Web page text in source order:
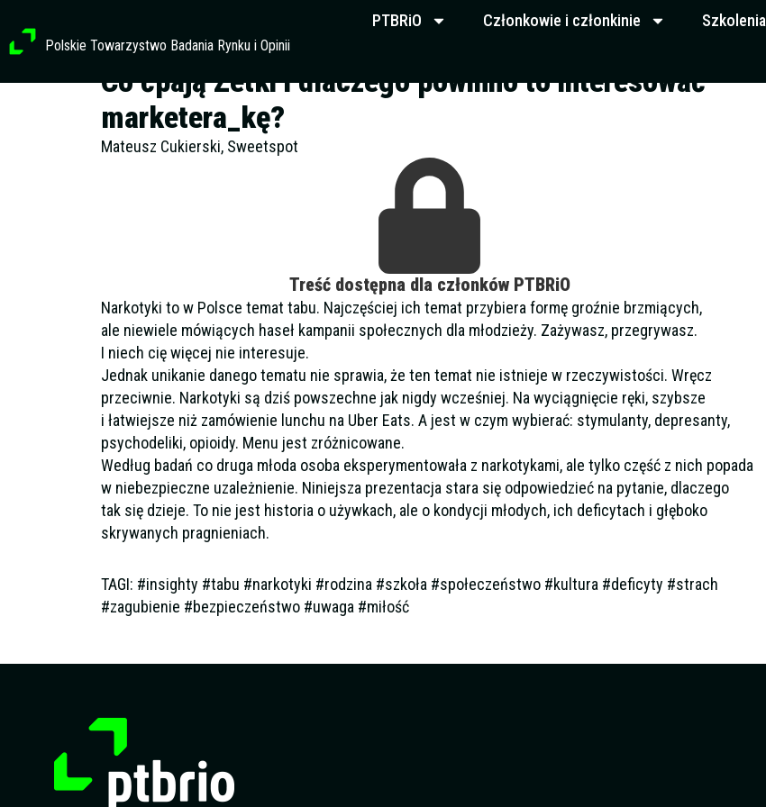
treści
Polskie Towarzystwo Badania Rynku i Opinii
PTBRiO Członkowie i członkinie Szkolenia
Co ćpają Zetki i dlaczego powinno to interesować
marketera_kę?
Mateusz Cukierski, Sweetspot
Treść dostępna dla członków PTBRiO
Narkotyki to w Polsce temat tabu. Najczęściej ich temat przybiera formę groźnie brzmiących,
ale niewiele mówiących haseł kampanii społecznych dla młodzieży. Zażywasz, przegrywasz.
I niech cię więcej nie interesuje.
Jednak unikanie danego tematu nie sprawia, że ten temat nie istnieje w rzeczywistości. Wręcz
przeciwnie. Narkotyki są dziś powszechne jak nigdy wcześniej. Na wyciągnięcie ręki, szybsze
i łatwiejsze niż zamówienie lunchu na Uber Eats. A jest w czym wybierać: stymulanty, depresanty,
psychodeliki, opioidy. Menu jest zróżnicowane.
Według badań co druga młoda osoba eksperymentowała z narkotykami, ale tylko część z nich popada
w niebezpieczne uzależnienie. Niniejsza prezentacja stara się odpowiedzieć na pytanie, dlaczego
tak się dzieje. To nie jest historia o używkach, ale o kondycji młodych, ich deficytach i głęboko
skrywanych pragnieniach.
TAGI: #insighty #tabu #narkotyki #rodzina #szkoła #społeczeństwo #kultura #deficyty #strach
#zagubienie #bezpieczeństwo #uwaga #miłość